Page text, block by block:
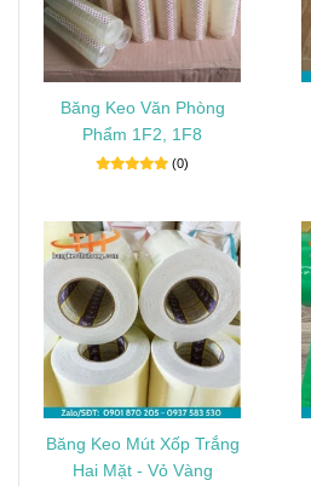
Băng Keo Văn Phòng
Phẩm 1F2, 1F8
(0)
Băng Keo Mút Xốp Trắng
Hai Mặt - Vỏ Vàng